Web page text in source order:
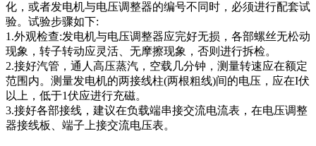
化，或者发电机与电压调整器的编号不同时，必须进行配套试
验。试验步骤如下:
1.外观检查:发电机与电压调整器应完好无损，各部螺丝无松动
现象，转子转动应灵活、无摩擦现象，否则进行拆检。
2.接好汽管，通人高压蒸汽，空载几分钟，测量转速应在额定
范围内。测量发电机的两接线柱(两根粗线)间的电压，应在I伏
以上，低于1伏应进行充磁。
3.接好各部接线，建议在负载端串接交流电流表，在电压调整
器接线板、端子上接交流电压表。